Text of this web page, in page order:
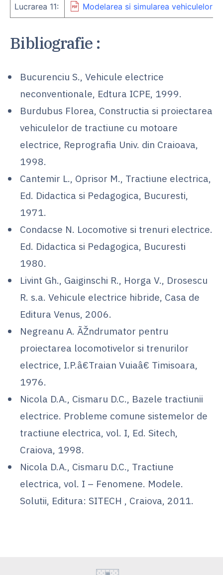
Lucrarea 11: Modelarea si simularea vehiculelor
Bibliografie :
Bucurenciu S., Vehicule electrice
neconventionale, Edtura ICPE, 1999.
Burdubus Florea, Constructia si proiectarea
vehiculelor de tractiune cu motoare
electrice, Reprografia Univ. din Craioava,
1998.
Cantemir L., Oprisor M., Tractiune electrica,
Ed. Didactica si Pedagogica, Bucuresti,
1971.
Condacse N. Locomotive si trenuri electrice.
Ed. Didactica si Pedagogica, Bucuresti
1980.
Livint Gh., Gaiginschi R., Horga V., Drosescu
R. s.a. Vehicule electrice hibride, Casa de
Editura Venus, 2006.
Negreanu A. ÃŽndrumator pentru
proiectarea locomotivelor si trenurilor
electrice, I.P.â€Traian Vuiaâ€ Timisoara,
1976.
Nicola D.A., Cismaru D.C., Bazele tractiunii
electrice. Probleme comune sistemelor de
tractiune electrica, vol. I, Ed. Sitech,
Craiova, 1998.
Nicola D.A., Cismaru D.C., Tractiune
electrica, vol. I – Fenomene. Modele.
Solutii, Editura: SITECH , Craiova, 2011.